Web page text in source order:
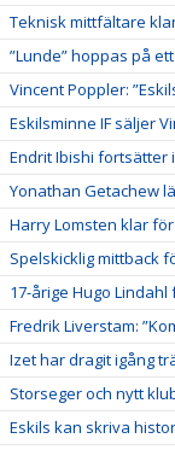
Teknisk mittfältare
”Lunde” hoppas på
Vincent Poppler:
Eskilsminne IF säljer
Endrit Ibishi fortsätter
Yonathan Getachew
Harry Lomsten klar
Spelskicklig mittback
17-årige Hugo
Fredrik Liverstam:
Izet har dragit igång
Storseger och nytt
Eskils kan skriva